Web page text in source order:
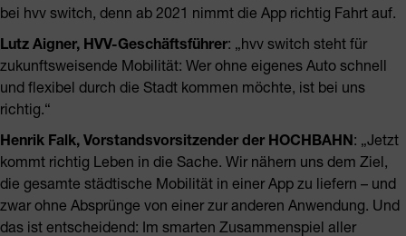
bei hvv switch, denn ab 2021 nimmt die App richtig Fahrt auf.
Lutz Aigner, HVV-Geschäftsführer: „hvv switch steht für
zukunftsweisende Mobilität: Wer ohne eigenes Auto schnell
und flexibel durch die Stadt kommen möchte, ist bei uns
richtig.“
Henrik Falk, Vorstandsvorsitzender der HOCHBAHN: „Jetzt
kommt richtig Leben in die Sache. Wir nähern uns dem Ziel,
die gesamte städtische Mobilität in einer App zu liefern – und
zwar ohne Absprünge von einer zur anderen Anwendung. Und
das ist entscheidend: Im smarten Zusammenspiel aller